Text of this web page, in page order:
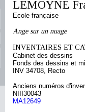
LEMOYNE
Ecole française
Ange sur un nuage
INVENTAIRES ET
Cabinet des dessins
Fonds des dessins et
INV 34708, Recto
Anciens numéros
NIII30043
MA12649